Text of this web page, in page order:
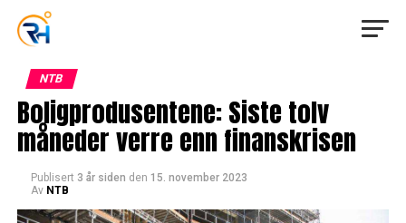
NTB
Boligprodusentene: Siste tolv
måneder verre enn finanskrisen
Publisert 3 år siden den 15. november 2023
Av NTB